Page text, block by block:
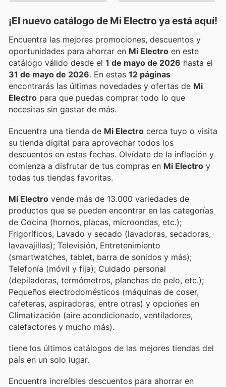
¡El nuevo catálogo de Mi Electro ya está aquí!
Encuentra las mejores promociones, descuentos y
oportunidades para ahorrar en Mi Electro en este
catálogo válido desde el 1 de mayo de 2026 hasta el
31 de mayo de 2026 . En estas 12 páginas
encontrarás las últimas novedades y ofertas de Mi
Electro para que puedas comprar todo lo que
necesitas sin gastar de más.
Encuentra una tienda de Mi Electro cerca tuyo o visita
su tienda digital para aprovechar todos los
descuentos en estas fechas. Olvídate de la inflación y
comienza a disfrutar de tus compras en Mi Electro y
todas tus tiendas favoritas.
Mi Electro vende más de 13.000 variedades de
productos que se pueden encontrar en las categorías
de Cocina (hornos, placas, microondas, etc.);
Frigoríficos, Lavado y secado (lavadoras, secadoras,
lavavajillas); Televisión, Entretenimiento
(smartwatches, tablet, barra de sonidos y más);
Telefonía (móvil y fija); Cuidado personal
(depiladoras, termómetros, planchas de pelo, etc.);
Pequeños electrodomésticos (máquinas de coser,
cafeteras, aspiradoras, entre otras) y opciones en
Climatización (aire acondicionado, ventiladores,
calefactores y mucho más).
tiene los últimos catálogos de las mejores tiendas del
país en un solo lugar.
Encuentra increíbles descuentos para ahorrar en